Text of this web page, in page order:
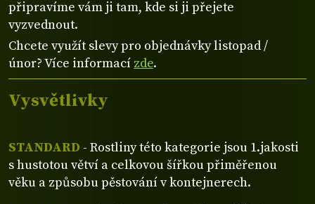
připravíme vám ji tam, kde si ji přejete
vyzvednout.
Chcete využít slevy pro objednávky listopad /
únor? Více informací zde.
Vysvětlivky
STANDARD - Rostliny této kategorie jsou 1.jakosti
s hustotou větví a celkovou šířkou přiměřenou
věku a způsobu pěstování v kontejnerech.